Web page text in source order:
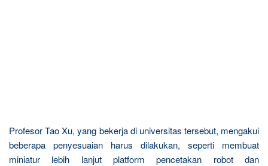
Profesor Tao Xu, yang bekerja di universitas tersebut, mengakui
beberapa penyesuaian harus dilakukan, seperti membuat
miniatur lebih lanjut platform pencetakan robot dan